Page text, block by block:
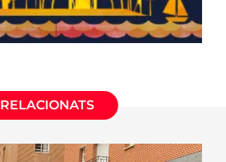
RELACIONATS